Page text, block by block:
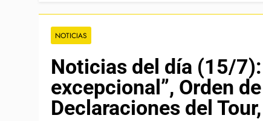
NOTICIAS
Noticias del día (15/
excepcional”, Orden
Declaraciones del